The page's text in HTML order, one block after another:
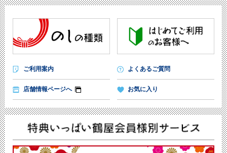
ご利用案内 よくあるご質問
店舗情報ページへ お気に入り